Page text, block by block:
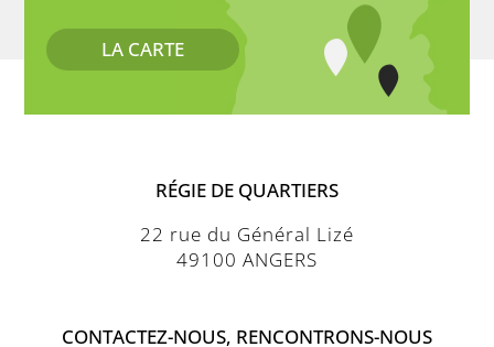
LA CARTE
RÉGIE DE QUARTIERS
22 rue du Général Lizé
49100 ANGERS
CONTACTEZ-NOUS, RENCONTRONS-NOUS